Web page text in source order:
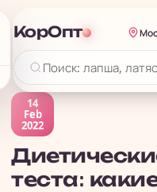
КорОпт
14
Feb
2022
теста: